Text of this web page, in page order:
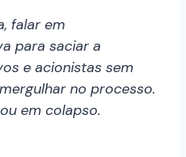
falar em
para saciar a
e acionistas sem
no processo.
em colapso.